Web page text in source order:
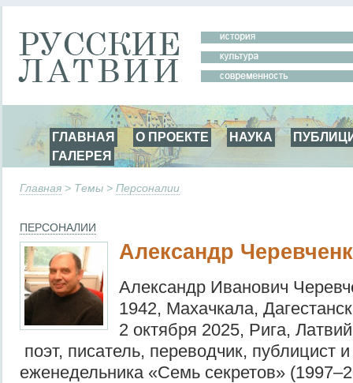
ГЛАВНАЯ О ПРОЕКТЕ НАУКА
ГАЛЕРЕЯ
Главная > Темы > Персоналии
ПЕРСОНАЛИИ
Александр
Александр Иванович
1942, Махачкала,
2 октября 2025, Рига,
поэт, писатель, переводчик, публицист
еженедельника «Семь секретов»